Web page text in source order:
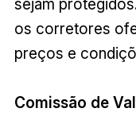
os corretores
preços e
Comissão de